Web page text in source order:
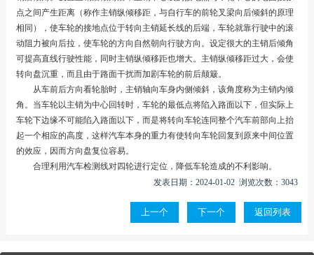
点之间产生距离（称作主销纵倾移距，与自行车的前轮叉梁向后倾斜的原理
相同），使车轮的接地点位于转向主销延长线的后端，车轮就靠行驶中的滚
动阻力被向后拉，使车轮的方向自然朝向行驶方向。设定很大的主销后倾角
可提高直线行驶性能，同时主销纵倾移距也增大。主销纵倾移距过大，会使
转向盘沉重，而且由于路面干扰而加剧车轮的前后颠簸。
从车前后方向看轮胎时，主销轴向车身内侧倾斜，该角度称为主销内倾
角。当车轮以主销为中心回转时，车轮的最低点将陷入路面以下，但实际上
车轮下边缘不可能陷入路面以下，而是将转向车轮连同整个汽车前部向上抬
起一个相应的高度，这样汽车本身的重力有使转向车轮回复到原来中间位置
的效应，因而方向盘复位容易。
合理利用汽车检测线对四轮进行定位，降低车轮造成的不利影响。
发表日期：2024-01-02 浏览次数：3043
上一个 下一个 返回列表